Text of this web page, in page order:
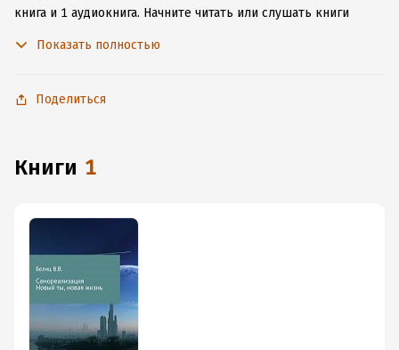
книга и 1 аудиокнига. Начните читать или слушать книги
без подключения к интернету.
Показать полностью
Поделиться
книги 1